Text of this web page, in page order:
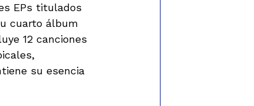
EPs titulados
cuarto álbum
12 canciones
su esencia